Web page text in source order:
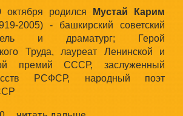
октября родился
Мустай Карим
2005) - башкирский советский
и драматург; Герой
Труда, лауреат Ленинской и
премий СССР, заслуженный
РСФСР, народный поэт